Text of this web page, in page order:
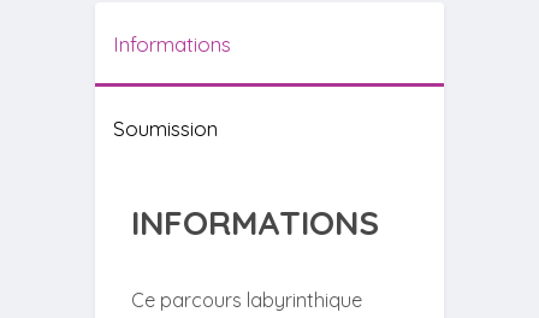
Informations
Soumission
INFORMATIONS
Ce parcours labyrinthique